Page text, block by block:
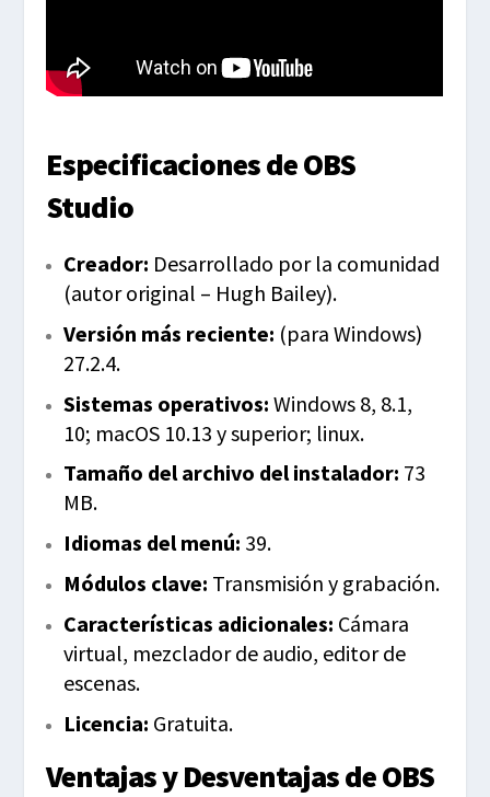
Especificaciones de OBS
Studio
Creador: Desarrollado por la comunidad
(autor original – Hugh Bailey).
Versión más reciente: (para Windows)
27.2.4.
Sistemas operativos: Windows 8, 8.1,
10; macOS 10.13 y superior; linux.
Tamaño del archivo del instalador: 73
MB.
Idiomas del menú: 39.
Módulos clave: Transmisión y grabación.
Características adicionales: Cámara
virtual, mezclador de audio, editor de
escenas.
Licencia: Gratuita.
Ventajas y Desventajas de OBS